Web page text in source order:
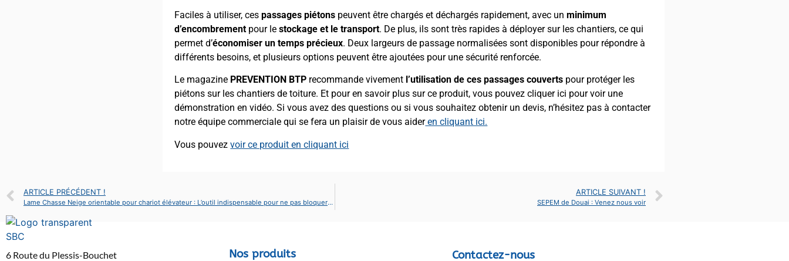
Faciles à utiliser, cespassages piétons peuvent être chargés et déchargés rapidement, avec unminimum
d’encombrement pour lestockage et le transport. De plus, ils sont très rapides à déployer sur les chantiers, ce qui
permet d’économiser un temps précieux. Deux largeurs de passage normalisées sont disponibles pour répondre à
différents besoins, et plusieurs options peuvent être ajoutées pour une sécurité renforcée.
Le magazine PREVENTION BTP recommande vivement l’utilisation de ces passages couverts pour protéger les
piétons sur les chantiers de toiture. Et pour en savoir plus sur ce produit, vous pouvez cliquer ici pour voir une
démonstration en vidéo. Si vous avez des questions ou si vous souhaitez obtenir un devis, n’hésitez pas à contacter
notre équipe commerciale qui se fera un plaisir de vous aideren cliquant ici.
Vous pouvezvoir ce produit en cliquant ici
ARTICLE PRÉCÉDENT !
Lame Chasse Neige orientable pour chariot élévateur : L’outil indispensable pour ne pas bloquer votre activité aux premières chutes de neiges.
ARTICLE SUIVANT !
SEPEM de Douai : Venez nous voir
6 Route du Plessis-Bouchet Nos produits Contactez-nous